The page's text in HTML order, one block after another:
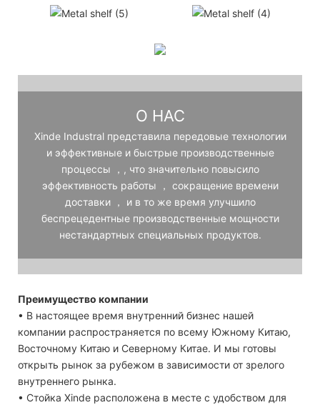
О НАС
Xinde Industral представила передовые технологии
и эффективные и быстрые производственные
процессы ，, что значительно повысило
эффективность работы ， сокращение времени
доставки ， и в то же время улучшило
беспрецедентные производственные мощности
нестандартных специальных продуктов.
Преимущество компании
• В настоящее время внутренний бизнес нашей
компании распространяется по всему Южному Китаю,
Восточному Китаю и Северному Китае. И мы готовы
открыть рынок за рубежом в зависимости от зрелого
внутреннего рынка.
• Стойка Xinde расположена в месте с удобством для